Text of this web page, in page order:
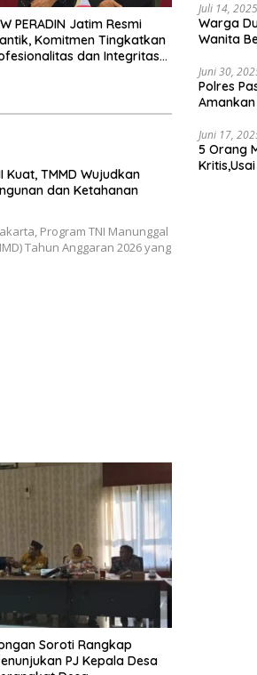
PERADIN Jatim Resmi
Komitmen Tingkatkan
dan Integritas
TMMD Wujudkan
dan Ketahanan
Program TNI Manunggal
Tahun Anggaran 2026 yang
Soroti Rangkap
PJ Kepala Desa
Juli 14, 2025
Warga
Wanita
Juni 30,
Polres
Juni 17,
5 Orang